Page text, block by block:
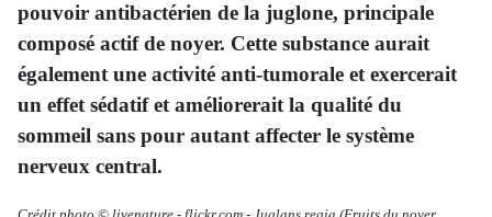
pouvoir antibactérien de la juglone, principale
composé actif de noyer. Cette substance aurait
également une activité anti-tumorale et exercerait
un effet sédatif et améliorerait la qualité du
sommeil sans pour autant affecter le système
nerveux central.